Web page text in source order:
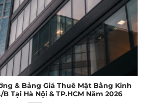
& Bảng Giá Thuê Mặt Bằng Kinh
Tại Hà Nội & TP.HCM Năm 2026